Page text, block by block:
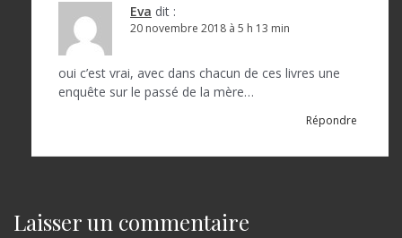
Eva dit :
20 novembre 2018 à 5 h 13 min
oui c’est vrai, avec dans chacun de ces livres une
enquête sur le passé de la mère…
Répondre
Laisser un commentaire